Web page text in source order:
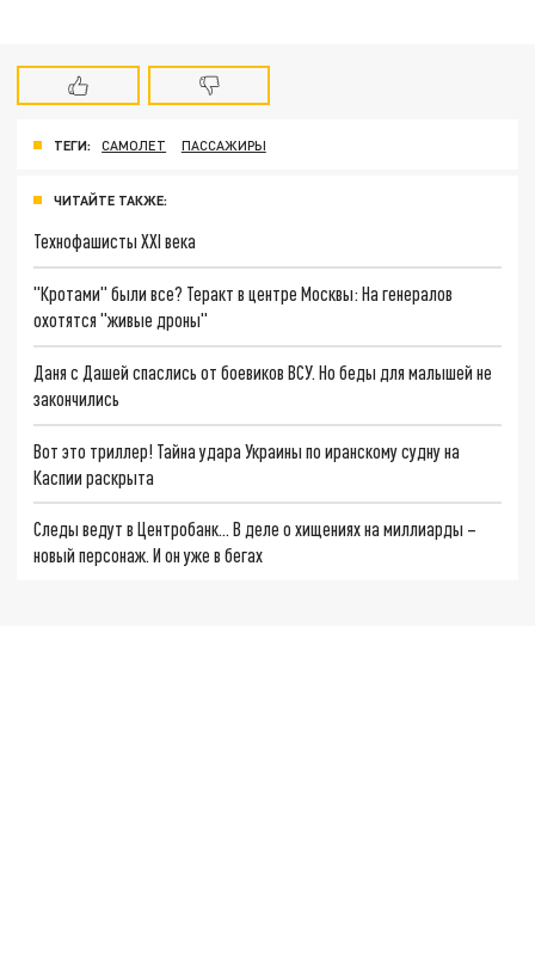
ТЕГИ: САМОЛЕТ ПАССАЖИРЫ
ЧИТАЙТЕ ТАКЖЕ:
Технофашисты XXI века
"Кротами" были все? Теракт в центре Москвы: На генералов
охотятся "живые дроны"
Даня с Дашей спаслись от боевиков ВСУ. Но беды для малышей не
закончились
Вот это триллер! Тайна удара Украины по иранскому судну на
Каспии раскрыта
Следы ведут в Центробанк… В деле о хищениях на миллиарды –
новый персонаж. И он уже в бегах